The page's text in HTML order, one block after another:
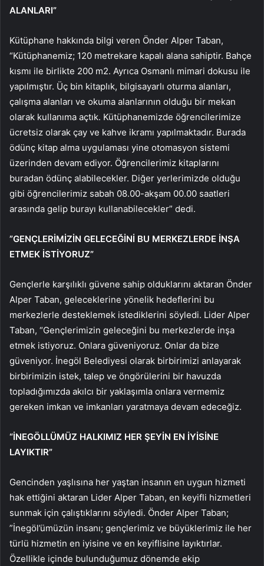
ALANLARI”
Kütüphane hakkında bilgi veren Önder Alper Taban,
“Kütüphanemiz; 120 metrekare kapalı alana sahiptir. Bahçe
kısmı ile birlikte 200 m2. Ayrıca Osmanlı mimari dokusu ile
yapılmıştır. Üç bin kitaplık, bilgisayarlı oturma alanları,
çalışma alanları ve okuma alanlarının olduğu bir mekan
olarak kullanıma açtık. Kütüphanemizde öğrencilerimize
ücretsiz olarak çay ve kahve ikramı yapılmaktadır. Burada
ödünç kitap alma uygulaması yine otomasyon sistemi
üzerinden devam ediyor. Öğrencilerimiz kitaplarını
buradan ödünç alabilecekler. Diğer yerlerimizde olduğu
gibi öğrencilerimiz sabah 08.00-akşam 00.00 saatleri
arasında gelip burayı kullanabilecekler” dedi.
”GENÇLERİMİZİN GELECEĞİNİ BU MERKEZLERDE İNŞA
ETMEK İSTİYORUZ”
Gençlerle karşılıklı güvene sahip olduklarını aktaran Önder
Alper Taban, geleceklerine yönelik hedeflerini bu
merkezlerle desteklemek istediklerini söyledi. Lider Alper
Taban, “Gençlerimizin geleceğini bu merkezlerde inşa
etmek istiyoruz. Onlara güveniyoruz. Onlar da bize
güveniyor. İnegöl Belediyesi olarak birbirimizi anlayarak
birbirimizin istek, talep ve öngörülerini bir havuzda
topladığımızda akılcı bir yaklaşımla onlara vermemiz
gereken imkan ve imkanları yaratmaya devam edeceğiz.
“İNEGÖLLÜMÜZ HALKIMIZ HER ŞEYİN EN İYİSİNE
LAYIKTIR”
Gencinden yaşlısına her yaştan insanın en uygun hizmeti
hak ettiğini aktaran Lider Alper Taban, en keyifli hizmetleri
sunmak için çalıştıklarını söyledi. Önder Alper Taban;
”İnegöl’ümüzün insanı; gençlerimiz ve büyüklerimiz ile her
türlü hizmetin en iyisine ve en keyiflisine layıktırlar.
Özellikle içinde bulunduğumuz dönemde ekip